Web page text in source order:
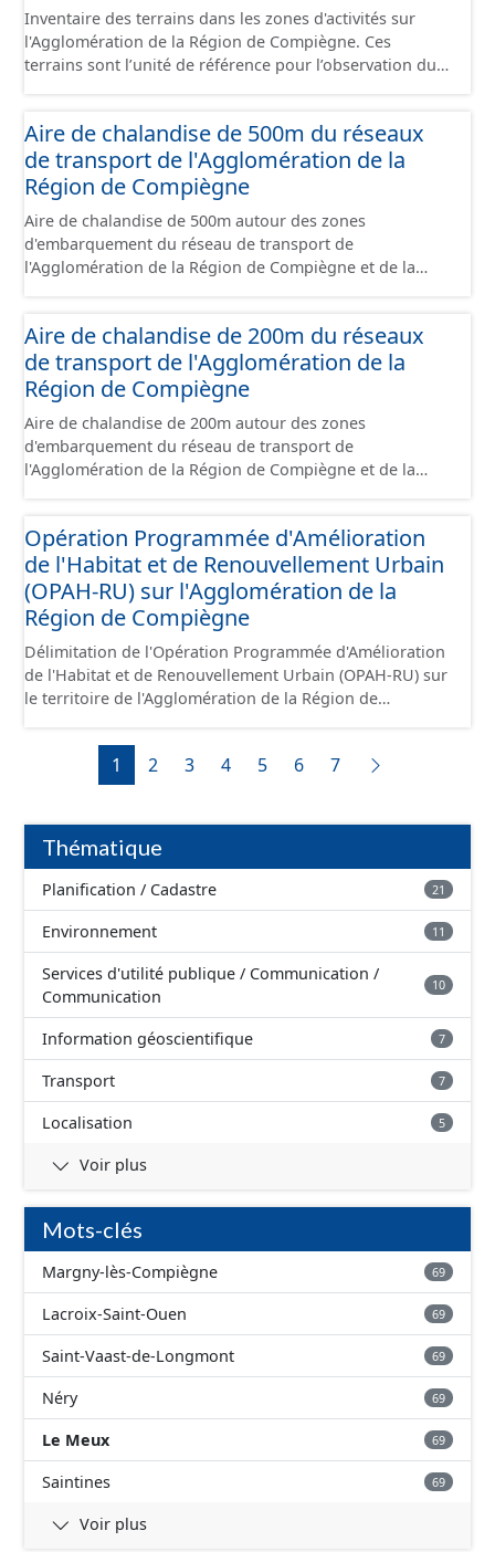
Inventaire des terrains dans les zones d'activités sur
l'Agglomération de la Région de Compiègne. Ces
terrains sont l’unité de référence pour l’observation du
faisant l’objet d’un regroupement suivant leur état
d’occupation, leur stade de commercialisation, leur
stade d’aménagement et la nature de leur maîtrise
foncière. Il s'appuie globalement sur la limite de parcelle
cadastrale mais peut également la subdiviser s'il
provient d'un plan d'aménagement par lots qui précède
un remembrement cadastral. Ces terrains sont
d'autres usages situés dans ces sites (équipement,
divers, ...). Ce lot est constitué conformément aux
prescriptions du standard CNIG Sites Economiques.
Aire de chalandise de 500m du réseaux
de transport de l'Agglomération de la
Région de Compiègne
Aire de chalandise de 500m autour des zones
d'embarquement du réseau de transport de
l'Agglomération de la Région de Compiègne et de la
Aire de chalandise de 200m du réseaux
de transport de l'Agglomération de la
Région de Compiègne
Aire de chalandise de 200m autour des zones
d'embarquement du réseau de transport de
l'Agglomération de la Région de Compiègne et de la
Opération Programmée d'Amélioration
de l'Habitat et de Renouvellement Urbain
(OPAH-RU) sur l'Agglomération de la
Région de Compiègne
Délimitation de l'Opération Programmée d'Amélioration
de l'Habitat et de Renouvellement Urbain (OPAH-RU) sur
le territoire de l'Agglomération de la Région de
communes de Compiègne et de Margny-lès-Compiègne.
Cette OPAH est opérationnelle jusqu'en juillet 2026 et
elle ne sera pas renouvelée au-delà de cette date.
1 2 3 4 5 6 7
Thématique
Planification / Cadastre 21
Environnement 11
Services d'utilité publique / Communication /
Communication
10
Information géoscientifique 7
Transport 7
Localisation 5
Voir plus
Mots-clés
Margny-lès-Compiègne 69
Lacroix-Saint-Ouen 69
Saint-Vaast-de-Longmont 69
Néry 69
Le Meux 69
Saintines 69
Voir plus